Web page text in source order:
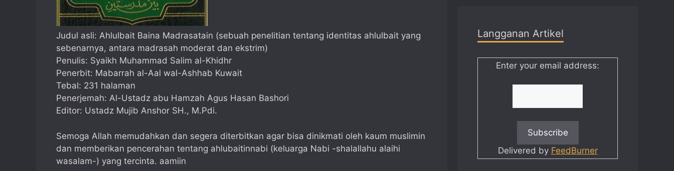
Judul asli: Ahlulbait Baina Madrasatain (sebuah penelitian tentang identitas ahlulbait yang
sebenarnya, antara madrasah moderat dan ekstrim)
Penulis: Syaikh Muhammad Salim al-Khidhr
Penerbit: Mabarrah al-Aal wal-Ashhab Kuwait
Tebal: 231 halaman
Penerjemah: Al-Ustadz abu Hamzah Agus Hasan Bashori
Editor: Ustadz Mujib Anshor SH., M.Pdi.
Semoga Allah memudahkan dan segera diterbitkan agar bisa dinikmati oleh kaum muslimin
dan memberikan pencerahan tentang ahlubaitinnabi (keluarga Nabi -shalallahu alaihi
wasalam-) yang tercinta. aamiin
Langganan Artikel
Enter your email address:
Delivered by FeedBurner